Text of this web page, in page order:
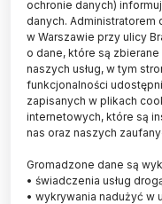
szkolnictwa
14.03.2017
aktualizacja:
3 minuty czytania
ochronie danych)
danych. Administratorem
w Warszawie przy ulicy
o dane, które są
naszych usług, w tym
funkcjonalności
zapisanych w plikach
internetowych, które są
nas oraz naszych
Gromadzone dane są
• świadczenia usług
• wykrywania nadużyć w